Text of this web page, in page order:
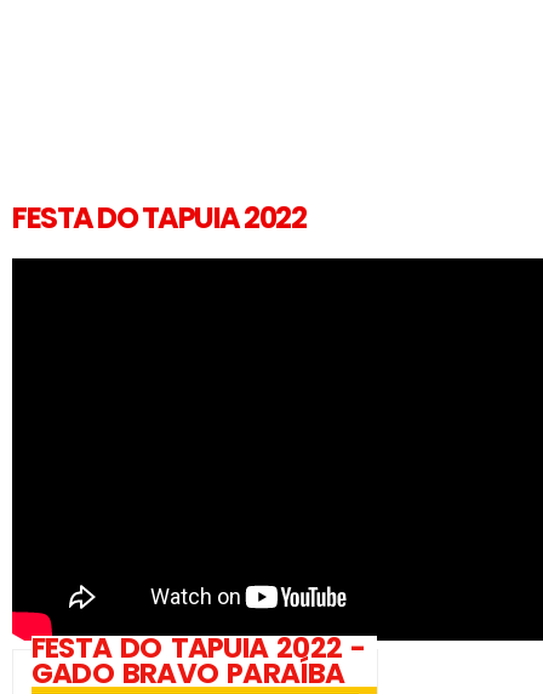
FESTA DO TAPUIA 2022
FESTA DO TAPUIA 2022 -
GADO BRAVO PARAÍBA